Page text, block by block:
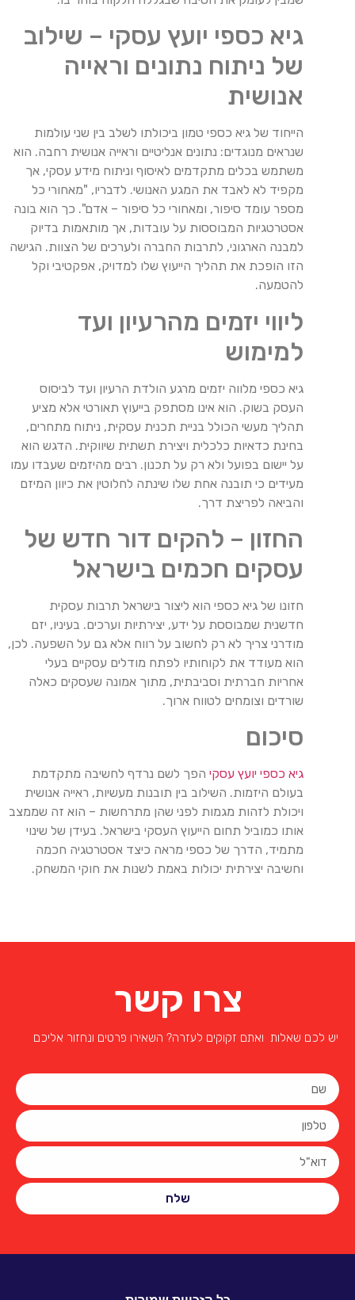
גיא כספי יועץ עסקי – שילוב
של ניתוח נתונים וראייה
אנושית
הייחוד של גיא כספי טמון ביכולתו לשלב בין שני עולמות
שנראים מנוגדים: נתונים אנליטיים וראייה אנושית רחבה. הוא
משתמש בכלים מתקדמים לאיסוף וניתוח מידע עסקי, אך
מקפיד לא לאבד את המגע האנושי. לדבריו, "מאחורי כל
מספר עומד סיפור, ומאחורי כל סיפור – אדם". כך הוא בונה
אסטרטגיות המבוססות על עובדות, אך מותאמות בדיוק
למבנה הארגוני, לתרבות החברה ולערכים של הצוות. הגישה
הזו הופכת את תהליך הייעוץ שלו למדויק, אפקטיבי וקל
להטמעה.
ליווי יזמים מהרעיון ועד
למימוש
גיא כספי מלווה יזמים מרגע הולדת הרעיון ועד לביסוס
העסק בשוק. הוא אינו מסתפק בייעוץ תאורטי אלא מציע
תהליך מעשי הכולל בניית תכנית עסקית, ניתוח מתחרים,
בחינת כדאיות כלכלית ויצירת תשתית שיווקית. הדגש הוא
על יישום בפועל ולא רק על תכנון. רבים מהיזמים שעבדו עמו
מעידים כי תובנה אחת שלו שינתה לחלוטין את כיוון המיזם
והביאה לפריצת דרך.
החזון – להקים דור חדש של
עסקים חכמים בישראל
חזונו של גיא כספי הוא ליצור בישראל תרבות עסקית
חדשנית שמבוססת על ידע, יצירתיות וערכים. בעיניו, יזם
מודרני צריך לא רק לחשוב על רווח אלא גם על השפעה. לכן,
הוא מעודד את לקוחותיו לפתח מודלים עסקיים בעלי
אחריות חברתית וסביבתית, מתוך אמונה שעסקים כאלה
שורדים וצומחים לטווח ארוך.
סיכום
גיא כספי יועץ עסקי הפך לשם נרדף לחשיבה מתקדמת
בעולם היזמות. השילוב בין תובנות מעשיות, ראייה אנושית
ויכולת לזהות מגמות לפני שהן מתרחשות – הוא זה שממצב
אותו כמוביל תחום הייעוץ העסקי בישראל. בעידן של שינוי
מתמיד, הדרך של כספי מראה כיצד אסטרטגיה חכמה
וחשיבה יצירתית יכולות באמת לשנות את חוקי המשחק.
צרו קשר
יש לכם שאלות ואתם זקוקים לעזרה? השאירו פרטים ונחזור אליכם
שלח